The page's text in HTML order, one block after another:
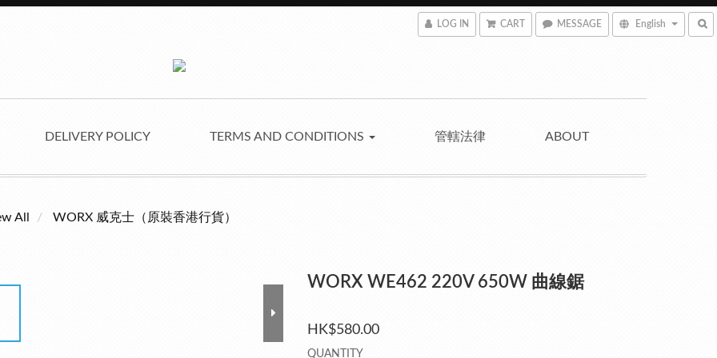
LOG IN CART MESSAGE English
DELIVERY POLICY TERMS AND CONDITIONS 管轄法律 ABOUT
All WORX 威克士（原裝香港行貨）
WORX WE462 220V 650W 曲線鋸
HK$580.00
QUANTITY